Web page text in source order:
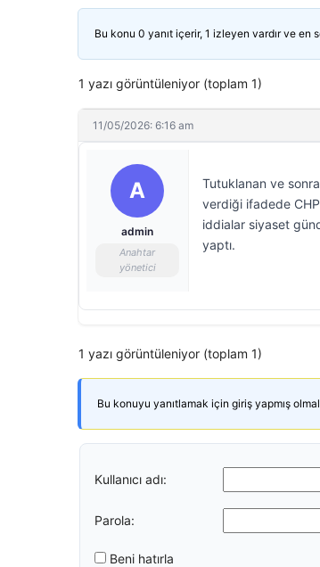
Bu konu 0 yanıt içerir, 1 izleyen vardır ve en
1 yazı görüntüleniyor (toplam 1)
11/05/2026: 6:16 am
A
admin
Anahtar
yönetici
Tutuklanan ve
verdiği ifadede CHP
iddialar siyaset
yaptı.
1 yazı görüntüleniyor (toplam 1)
Bu konuyu yanıtlamak için giriş yapmış
Kullanıcı adı:
Parola:
Beni hatırla